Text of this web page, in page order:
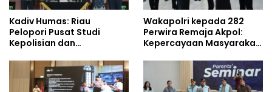
Kadiv Humas: Riau
Pelopori Pusat Studi
Kepolisian dan
Policing Masuki Babak
Wakapolri kepada 282
Perwira Remaja Akpol:
Kepercayaan Masyarakat